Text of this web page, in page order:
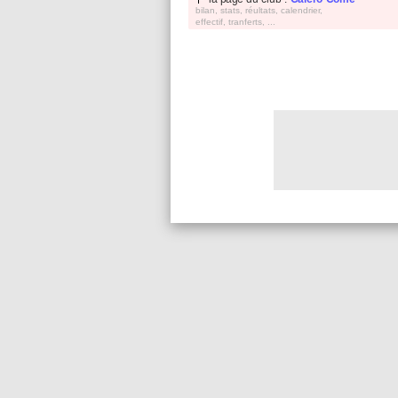
bilan, stats, réultats, calendrier,
effectif, tranferts, ...